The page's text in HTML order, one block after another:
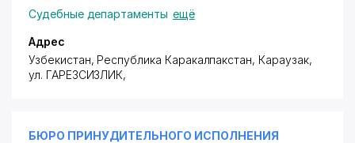
Судебные департаменты ещё
Адрес
Узбекистан, Республика Каракалпакстан, Караузак,
ул. ГАРЕЗСИЗЛИК,
БЮРО ПРИНУДИТЕЛЬНОГО ИСПОЛНЕНИЯ